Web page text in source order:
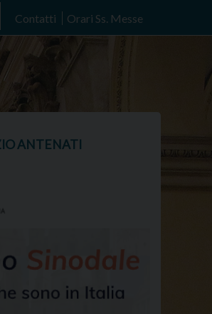
Contatti Orari Ss. Messe
ANTENATI